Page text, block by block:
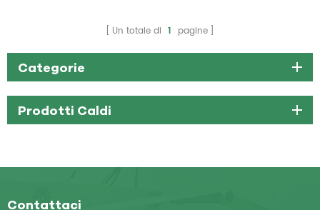
Un totale di 1 pagine
Categorie
Prodotti Caldi
Contattaci